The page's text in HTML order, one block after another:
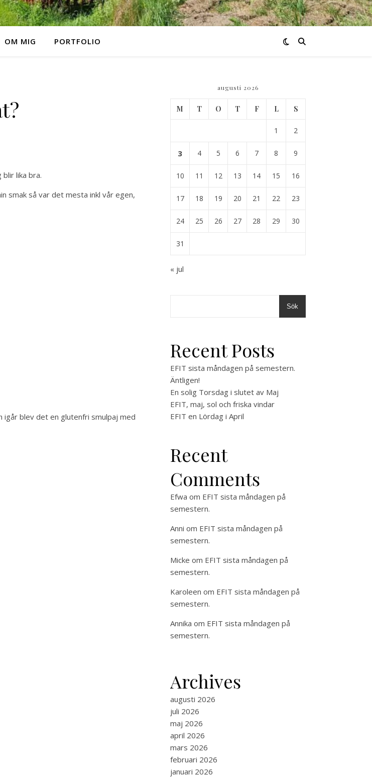
OM MIG PORTFOLIO
lika bra.
smak så var det mesta inkl vår egen,
blev det en glutenfri smulpaj med
augusti 2026
M T O T F L S
1 2
3 4 5 6 7 8 9
10 11 12 13 14 15 16
17 18 19 20 21 22 23
24 25 26 27 28 29 30
31
« jul
Sök
Recent Posts
EFIT sista måndagen på semestern.
Äntligen!
En solig Torsdag i slutet av Maj
EFIT, maj, sol och friska vindar
EFIT en Lördag i April
Recent
Comments
Efwa om EFIT sista måndagen på
semestern.
Anni om EFIT sista måndagen på
semestern.
Micke om EFIT sista måndagen på
semestern.
Karoleen om EFIT sista måndagen på
semestern.
Annika om EFIT sista måndagen på
semestern.
Archives
augusti 2026
juli 2026
maj 2026
april 2026
mars 2026
februari 2026
januari 2026